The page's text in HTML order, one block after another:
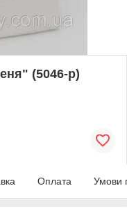
(5046-р)
Оплата Умови